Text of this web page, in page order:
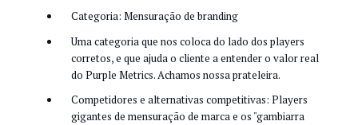
Categoria: Mensuração de branding
Uma categoria que nos coloca do lado dos players
corretos, e que ajuda o cliente a entender o valor real
do Purple Metrics. Achamos nossa prateleira.
Competidores e alternativas competitivas: Players
gigantes de mensuração de marca e os "gambiarra